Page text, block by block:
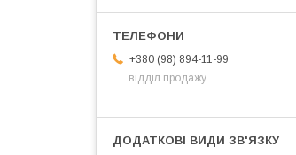
+380 (98) 894-11-99
відділ продажу